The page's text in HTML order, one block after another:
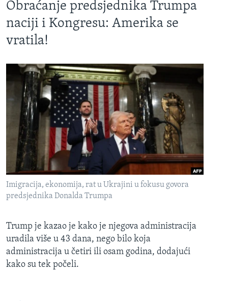
Obraćanje predsjednika Trumpa
naciji i Kongresu: Amerika se
vratila!
Imigracija, ekonomija, rat u Ukrajini u fokusu govora
predsjednika Donalda Trumpa
Trump je kazao je kako je njegova administracija
uradila više u 43 dana, nego bilo koja
administracija u četiri ili osam godina, dodajući
kako su tek počeli.